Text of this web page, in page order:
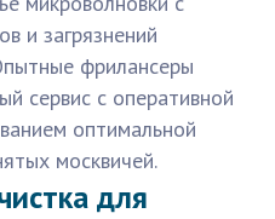
и загрязнений
фрилансеры
сервис с оперативной
оптимальной
москвичей.
для